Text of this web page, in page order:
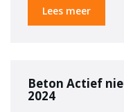
Lees meer
Beton Actief
2024